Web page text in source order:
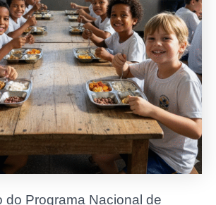
do Programa Nacional de